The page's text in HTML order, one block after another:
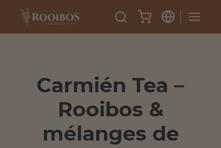
Carmién Tea –
Rooibos &
mélanges de